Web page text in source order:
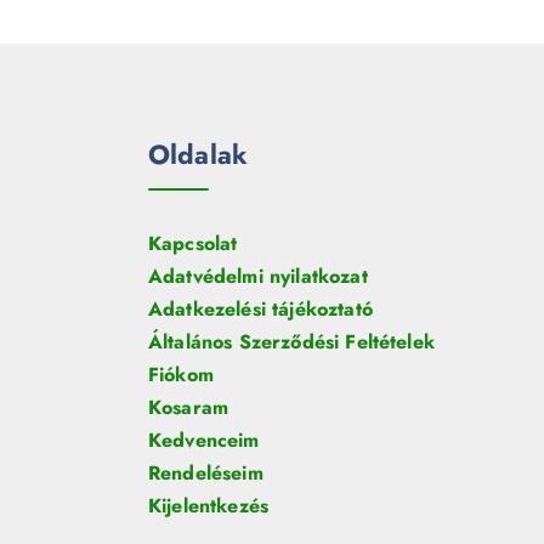
Oldalak
Kapcsolat
Adatvédelmi nyilatkozat
Adatkezelési tájékoztató
Általános Szerződési Feltételek
Fiókom
Kosaram
Kedvenceim
Rendeléseim
Kijelentkezés